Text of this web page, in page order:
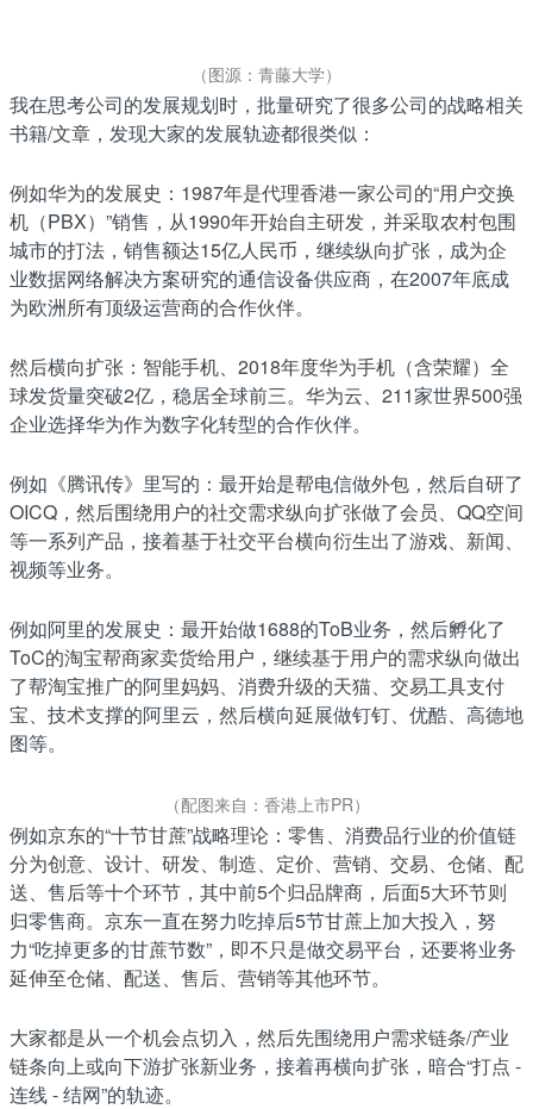
（图源：青藤大学）
我在思考公司的发展规划时，批量研究了很多公司的战略相关
书籍/文章，发现大家的发展轨迹都很类似：
例如华为的发展史：1987年是代理香港一家公司的“用户交换
机（PBX）”销售，从1990年开始自主研发，并采取农村包围
城市的打法，销售额达15亿人民币，继续纵向扩张，成为企
业数据网络解决方案研究的通信设备供应商，在2007年底成
为欧洲所有顶级运营商的合作伙伴。
然后横向扩张：智能手机、2018年度华为手机（含荣耀）全
球发货量突破2亿，稳居全球前三。华为云、211家世界500强
企业选择华为作为数字化转型的合作伙伴。
例如《腾讯传》里写的：最开始是帮电信做外包，然后自研了
OICQ，然后围绕用户的社交需求纵向扩张做了会员、QQ空间
等一系列产品，接着基于社交平台横向衍生出了游戏、新闻、
视频等业务。
例如阿里的发展史：最开始做1688的ToB业务，然后孵化了
ToC的淘宝帮商家卖货给用户，继续基于用户的需求纵向做出
了帮淘宝推广的阿里妈妈、消费升级的天猫、交易工具支付
宝、技术支撑的阿里云，然后横向延展做钉钉、优酷、高德地
图等。
（配图来自：香港上市PR）
例如京东的“十节甘蔗”战略理论：零售、消费品行业的价值链
分为创意、设计、研发、制造、定价、营销、交易、仓储、配
送、售后等十个环节，其中前5个归品牌商，后面5大环节则
归零售商。京东一直在努力吃掉后5节甘蔗上加大投入，努
力“吃掉更多的甘蔗节数”，即不只是做交易平台，还要将业务
延伸至仓储、配送、售后、营销等其他环节。
大家都是从一个机会点切入，然后先围绕用户需求链条/产业
链条向上或向下游扩张新业务，接着再横向扩张，暗合“打点 -
连线 - 结网”的轨迹。